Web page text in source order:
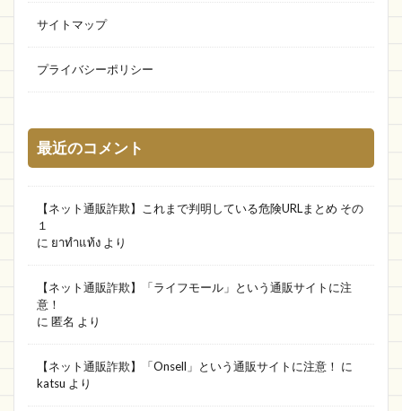
サイトマップ
プライバシーポリシー
最近のコメント
【ネット通販詐欺】これまで判明している危険URLまとめ その
１
に ยาทำแท้ง より
【ネット通販詐欺】「ライフモール」という通販サイトに注
意！
に 匿名 より
【ネット通販詐欺】「Onsell」という通販サイトに注意！ に
katsu より